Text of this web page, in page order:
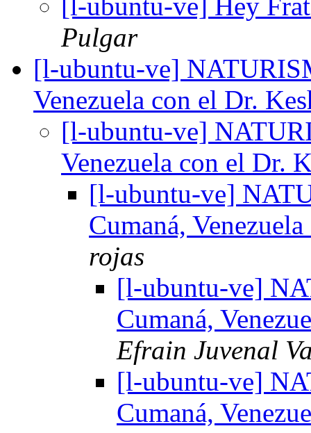
[l-ubuntu-ve] Hey
Pulgar
[l-ubuntu-ve]
Venezuela con el Dr.
[l-ubuntu-ve]
Venezuela con el Dr.
[l-ubuntu-ve]
Cumaná,
rojas
[l-ubuntu-ve]
Cumaná,
Efrain Juvenal
[l-ubuntu-ve]
Cumaná,